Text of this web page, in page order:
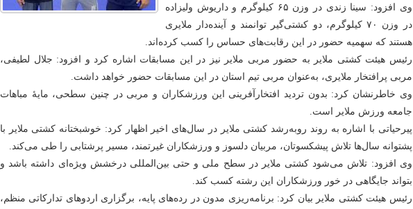
وی افزود: سینا زندی در وزن ۶۵ کیلوگرم و داریوش ولیزاده
در وزن ۷۰ کیلوگرم، دو کشتی‌گیر توانمند و آینده‌دار ملایری
هستند که سهمیه حضور در این رقابت‌های حساس را کسب کرده‌اند.
رئیس هیئت کشتی ملایر به حضور مربی ملایر نیز در این مسابقات اشاره کرد و افزود: جلال لطیفی،
مربی پرافتخار ملایری، به‌عنوان مربی تیم استان در این مسابقات حضور خواهد داشت.
وی خاطرنشان کرد: بدون تردید افتخارآفرینی این ورزشکاران و مربی در چنین سطحی، مایۀ مباهات
جامعه ورزش ملایر است.
پیرحیاتی با اشاره به روند روبه‌رشد کشتی ملایر در سال‌های اخیر اظهار کرد: خوشبختانه کشتی ملایر با
پشتوانه سال‌ها تلاش پیشکسوتان، مربیان دلسوز و ورزشکاران غیرتمند، مسیر پرشتابی را طی می‌کند.
وی افزود: تلاش می‌شود کشتی ملایر در سطح ملی و حتی بین‌المللی درخشش ویژه‌ای داشته باشد و
بتواند جایگاهی در خور ورزشکاران این رشته کسب کند.
رئیس هیئت کشتی ملایر بیان کرد: برنامه‌ریزی مدون در رده‌های پایه، برگزاری اردوهای تدارکاتی منظم،